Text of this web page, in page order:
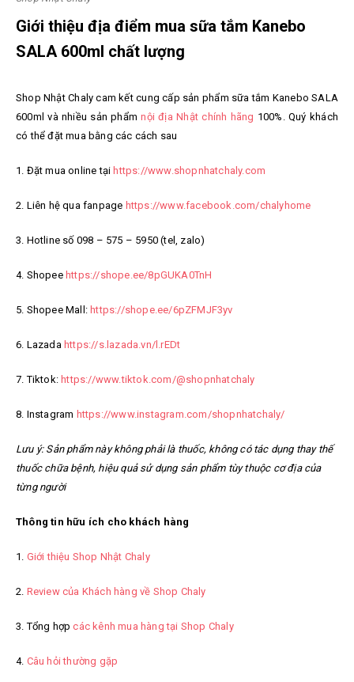
Giới thiệu địa điểm mua sữa tắm Kanebo
SALA 600ml chất lượng
Shop Nhật Chaly cam kết cung cấp sản phẩm sữa tắm Kanebo SALA
600ml và nhiều sản phẩmnội địa Nhật chính hãng 100%. Quý khách
có thể đặt mua bằng các cách sau
1. Đặt mua online tại https://www.shopnhatchaly.com
2. Liên hệ qua fanpage https://www.facebook.com/chalyhome
3. Hotline số 098 – 575 – 5950 (tel, zalo)
4. Shopee https://shope.ee/8pGUKA0TnH
5. Shopee Mall: https://shope.ee/6pZFMJF3yv
6. Lazada https://s.lazada.vn/l.rEDt
7. Tiktok: https://www.tiktok.com/@shopnhatchaly
8. Instagram https://www.instagram.com/shopnhatchaly/
Lưu ý: Sản phẩm này không phải là thuốc, không có tác dụng thay thế
thuốc chữa bệnh, hiệu quả sử dụng sản phẩm tùy thuộc cơ địa của
từng người
Thông tin hữu ích cho khách hàng
1. Giới thiệu Shop Nhật Chaly
2. Review của Khách hàng về Shop Chaly
3. Tổng hợpcác kênh mua hàng tại Shop Chaly
4. Câu hỏi thường gặp